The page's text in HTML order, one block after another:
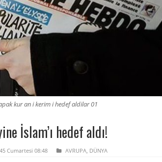
kur an i kerim i hedef aldilar 01
İslam’ı hedef aldı!
Cumartesi 08:48 AVRUPA, DÜNYA